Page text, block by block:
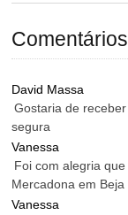
David Massa
Gostaria de
segura
Vanessa
Foi com alegria
Mercadona em Beja
Vanessa